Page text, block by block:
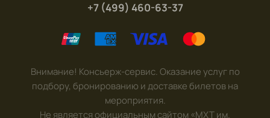
+7 (499) 460-63-37
Внимание! Консьерж-сервис. Оказание услуг по
подбору, бронированию и доставке билетов на
мероприятия.
Не является официальным сайтом «МХТ им.